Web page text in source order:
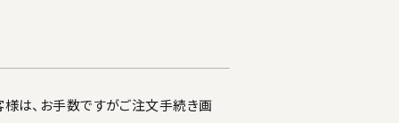
は、お手数ですがご注文手続き画